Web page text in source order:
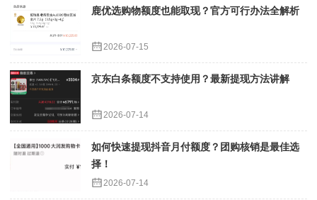
鹿优选购物额度也能取现？官方可行办法全解析
2026-07-15
京东白条额度不支持使用？最新提现方法讲解
2026-07-14
如何快速提现抖音月付额度？团购核销是最佳选
择！
2026-07-14